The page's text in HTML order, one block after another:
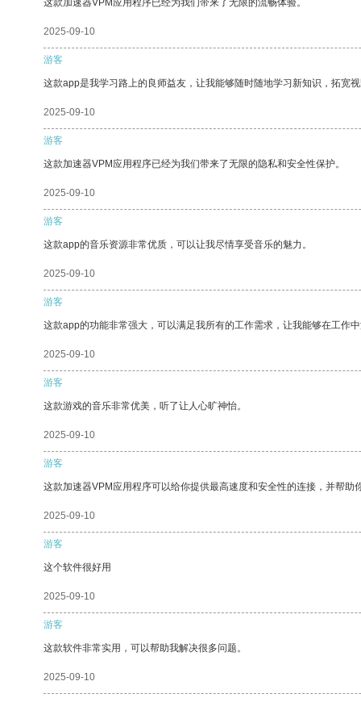
这款加速器VPM应用程序已经为我们带来了无限的流畅体验。
2025-09-10
游客
这款app是我学习路上的良师益友，让我能够随时随地学习新知识，拓宽
2025-09-10
游客
这款加速器VPM应用程序已经为我们带来了无限的隐私和安全性保护。
2025-09-10
游客
这款app的音乐资源非常优质，可以让我尽情享受音乐的魅力。
2025-09-10
游客
这款app的功能非常强大，可以满足我所有的工作需求，让我能够在工作
2025-09-10
游客
这款游戏的音乐非常优美，听了让人心旷神怡。
2025-09-10
游客
这款加速器VPM应用程序可以给你提供最高速度和安全性的连接，并帮助
2025-09-10
游客
这个软件很好用
2025-09-10
游客
这款软件非常实用，可以帮助我解决很多问题。
2025-09-10